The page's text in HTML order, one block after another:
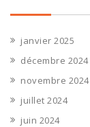
janvier 2025
décembre 2024
novembre 2024
juillet 2024
juin 2024